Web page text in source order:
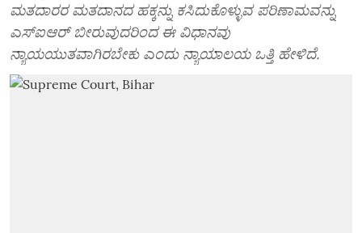
ಮತದಾರರ ಮತದಾನದ ಹಕ್ಕನ್ನು ಕಸಿದುಕೊಳ್ಳುವ ಪರಿಣಾಮವನ್ನು
ಎಸ್‌ಐಆರ್‌ ಬೀರುವುದರಿಂದ ಈ ವಿಧಾನವು
ನ್ಯಾಯಯುತವಾಗಿರಬೇಕು ಎಂದು ನ್ಯಾಯಾಲಯ ಒತ್ತಿ ಹೇಳಿದೆ.